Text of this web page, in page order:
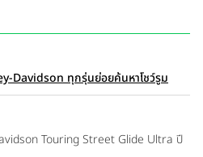
Davidson ทุกรุ่นย่อยค้นหาโชว์รูม
Touring Street Glide Ultra ปี